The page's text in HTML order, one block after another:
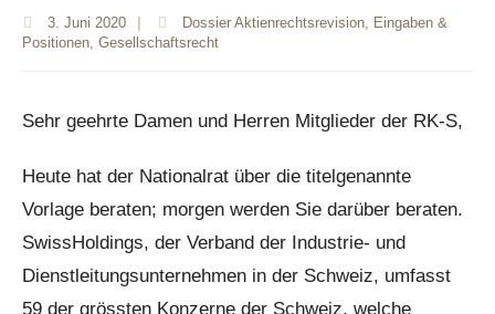
3. Juni 2020 Dossier Aktienrechtsrevision, Eingaben &
Positionen, Gesellschaftsrecht
Sehr geehrte Damen und Herren Mitglieder der RK-S,
Heute hat der Nationalrat über die titelgenannte
Vorlage beraten; morgen werden Sie darüber beraten.
SwissHoldings, der Verband der Industrie- und
Dienstleitungsunternehmen in der Schweiz, umfasst
59 der grössten Konzerne der Schweiz, welche